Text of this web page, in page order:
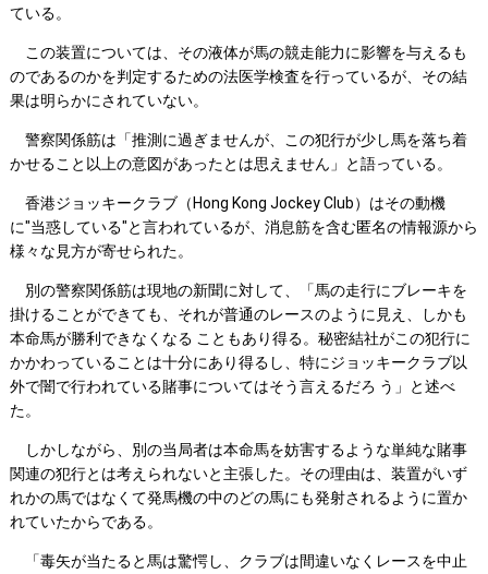
ている。
この装置については、その液体が馬の競走能力に影響を与えるも
のであるのかを判定するための法医学検査を行っているが、その結
果は明らかにされていない。
警察関係筋は「推測に過ぎませんが、この犯行が少し馬を落ち着
かせること以上の意図があったとは思えません」と語っている。
香港ジョッキークラブ（Hong Kong Jockey Club）はその動機
に"当惑している"と言われているが、消息筋を含む匿名の情報源から
様々な見方が寄せられた。
別の警察関係筋は現地の新聞に対して、「馬の走行にブレーキを
掛けることができても、それが普通のレースのように見え、しかも
本命馬が勝利できなくなる こともあり得る。秘密結社がこの犯行に
かかわっていることは十分にあり得るし、特にジョッキークラブ以
外で闇で行われている賭事についてはそう言えるだろ う」と述べ
た。
しかしながら、別の当局者は本命馬を妨害するような単純な賭事
関連の犯行とは考えられないと主張した。その理由は、装置がいず
れかの馬ではなくて発馬機の中のどの馬にも発射されるように置か
れていたからである。
「毒矢が当たると馬は驚愕し、クラブは間違いなくレースを中止